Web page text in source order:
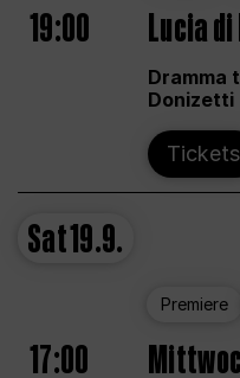
19:00 Lucia
Dramma
Donizetti
Tickets
Sat19.9.
Premiere
17:00